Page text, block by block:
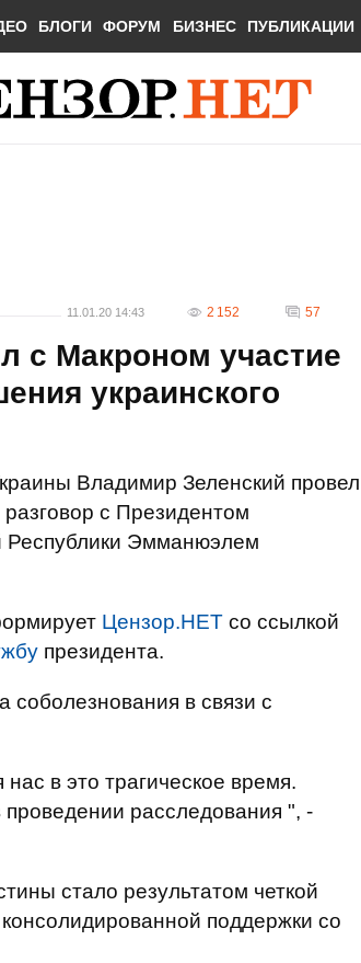
БЛОГИ ФОРУМ БИЗНЕС ПУБЛИКАЦИИ
11.01.20 14:43 2 152 57
с Макроном участие
украинского
Владимир Зеленский провел
с Президентом
Республики Эмманюэлем
Цензор.НЕТ со ссылкой
президента.
соболезнования в связи с
в это трагическое время.
расследования ", -
стало результатом четкой
поддержки со